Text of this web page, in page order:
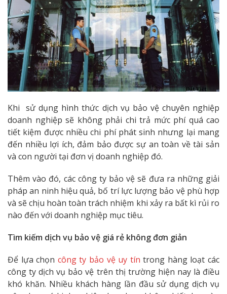
Khi sử dụng hình thức dịch vụ bảo vệ chuyên nghiệp
doanh nghiệp sẽ không phải chi trả mức phí quá cao
tiết kiệm được nhiều chi phí phát sinh nhưng lại mang
đến nhiều lợi ích, đảm bảo được sự an toàn về tài sản
và con người tại đơn vị doanh nghiệp đó.
Thêm vào đó, các công ty bảo vệ sẽ đưa ra những giải
pháp an ninh hiệu quả, bố trí lực lượng bảo vệ phù hợp
và sẽ chịu hoàn toàn trách nhiệm khi xảy ra bất kì rủi ro
nào đến với doanh nghiệp mục tiêu.
Tìm kiếm dịch vụ bảo vệ giá rẻ không đơn giản
Để lựa chọn công ty bảo vệ uy tín trong hàng loạt các
công ty dịch vụ bảo vệ trên thị trường hiện nay là điều
khó khăn. Nhiều khách hàng lần đầu sử dụng dịch vụ